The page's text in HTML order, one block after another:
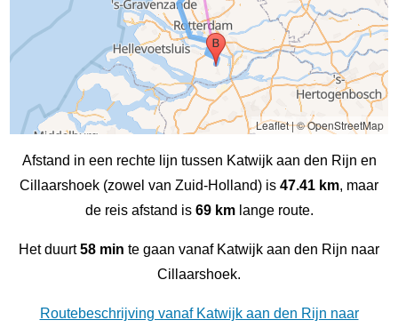
Leaflet|© OpenStreetMap
Afstand in een rechte lijn tussen Katwijk aan den Rijn en
Cillaarshoek (zowel van Zuid-Holland) is 47.41 km, maar
de reis afstand is 69 kmlange route.
Het duurt58 min te gaan vanaf Katwijk aan den Rijn naar
Cillaarshoek.
Routebeschrijving vanaf Katwijk aan den Rijn naar